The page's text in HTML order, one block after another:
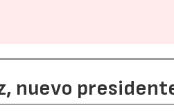
nuevo